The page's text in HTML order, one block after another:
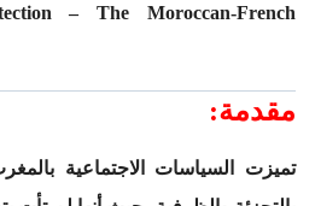
– The Moroccan-French
مقدمة:
تميزت السياسات الاجتماعية